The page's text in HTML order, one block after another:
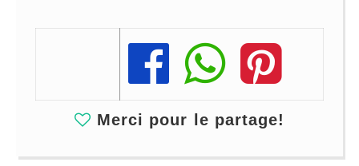
Share
Share
Share
Merci pour le partage!